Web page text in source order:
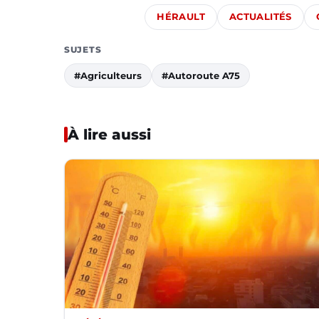
HÉRAULT ACTUALITÉS
SUJETS
#Agriculteurs #Autoroute A75
À lire aussi